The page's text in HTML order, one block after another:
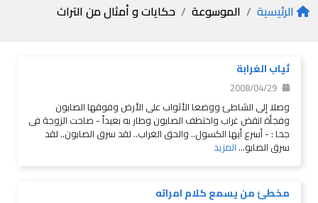
الرئيسية الموسوعة حكايات و أمثال من التراث
ثياب الغرابة
2008/04/29
وصلا إلى الشاطئ ووضعا الأثواب على الأرض وفوقها الصابون
وفجأة انقض غراب واختطف الصابون ‎وطار به بعيداً‏ ‏- صاحت الزوجة فى
جحا :‏ ‏- أسرع أيها الكسول.. والحق الغراب.. لقد سرق الصابون.. لقد
سرق الصابو...المزيد
مخطئ من يسمع كلام امراته